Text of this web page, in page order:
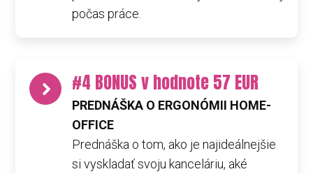
počas práce.
#4 BONUS v hodnote 57 EUR
PREDNÁŠKA O ERGONÓMII HOME-
OFFICE
Prednáška o tom, ako je najideálnejšie
si vyskladať svoju kanceláriu, aké